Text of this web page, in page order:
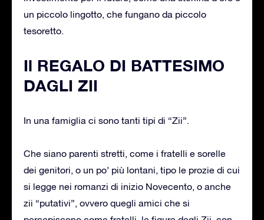
un piccolo lingotto, che fungano da piccolo
tesoretto.
Il REGALO DI BATTESIMO
DAGLI ZII
In una famiglia ci sono tanti tipi di “Zii”.
Che siano parenti stretti, come i fratelli e sorelle
dei genitori, o un po’ più lontani, tipo le prozie di cui
si legge nei romanzi di inizio Novecento, o anche
zii “putativi”, ovvero quegli amici che si